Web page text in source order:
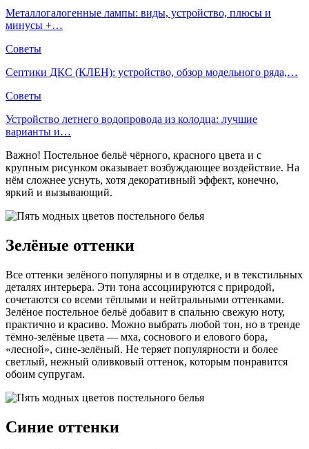
Металлогалогенные лампы: виды, устройство, плюсы и
минусы +…
Советы
Септики ДКС (КЛЕН): устройство, обзор модельного ряда,…
Советы
Устройство летнего водопровода из колодца: лучшие
варианты и…
Важно! Постельное бельё чёрного, красного цвета и с
крупным рисунком оказывает возбуждающее воздействие. На
нём сложнее уснуть, хотя декоративный эффект, конечно,
яркий и вызывающий.
Зелёные оттенки
Все оттенки зелёного популярны и в отделке, и в текстильных
деталях интерьера. Эти тона ассоциируются с природой,
сочетаются со всеми тёплыми и нейтральными оттенками.
Зелёное постельное бельё добавит в спальню свежую ноту,
практично и красиво. Можно выбрать любой тон, но в тренде
тёмно-зелёные цвета — мха, соснового и елового бора,
«лесной», сине-зелёный. Не теряет популярности и более
светлый, нежный оливковый оттенок, которым понравится
обоим супругам.
Синие оттенки